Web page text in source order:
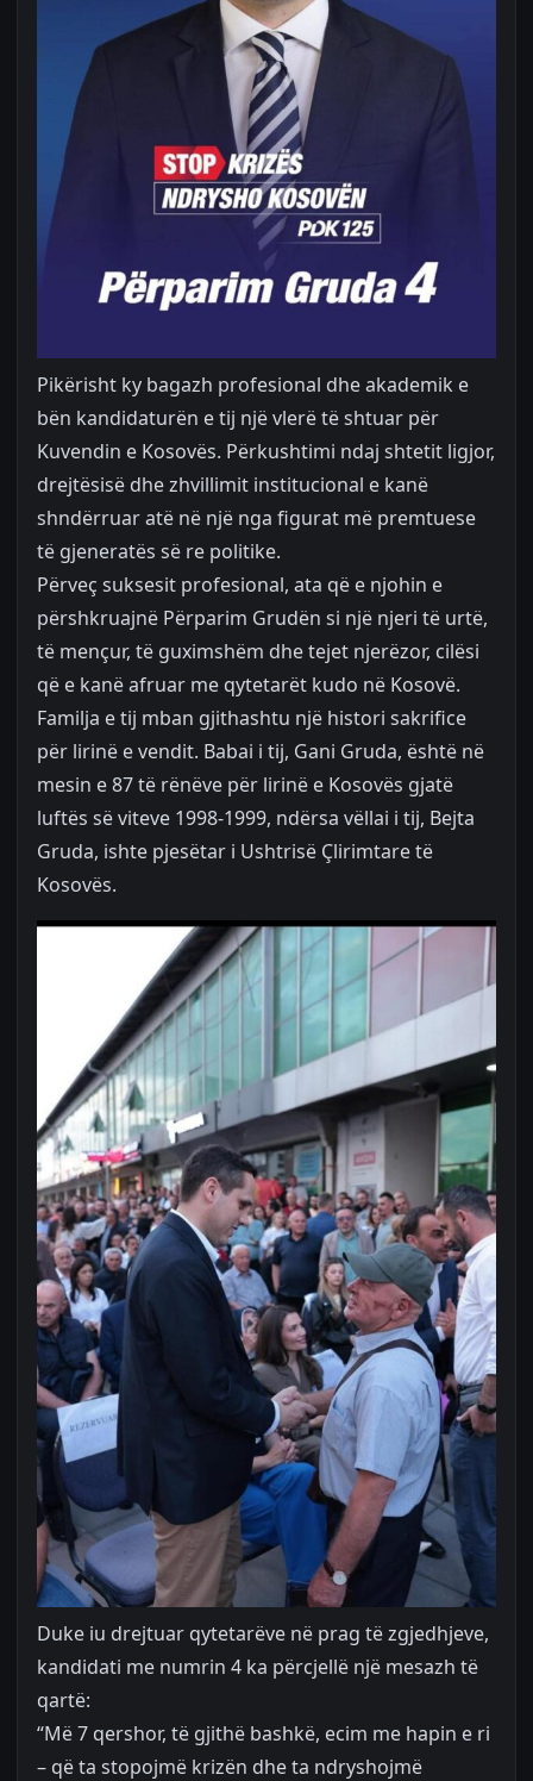
Pikërisht ky bagazh profesional dhe akademik e
bën kandidaturën e tij një vlerë të shtuar për
Kuvendin e Kosovës. Përkushtimi ndaj shtetit ligjor,
drejtësisë dhe zhvillimit institucional e kanë
shndërruar atë në një nga figurat më premtuese
të gjeneratës së re politike.
Përveç suksesit profesional, ata që e njohin e
përshkruajnë Përparim Grudën si një njeri të urtë,
të mençur, të guximshëm dhe tejet njerëzor, cilësi
që e kanë afruar me qytetarët kudo në Kosovë.
Familja e tij mban gjithashtu një histori sakrifice
për lirinë e vendit. Babai i tij, Gani Gruda, është në
mesin e 87 të rënëve për lirinë e Kosovës gjatë
luftës së viteve 1998-1999, ndërsa vëllai i tij, Bejta
Gruda, ishte pjesëtar i Ushtrisë Çlirimtare të
Kosovës.
Duke iu drejtuar qytetarëve në prag të zgjedhjeve,
kandidati me numrin 4 ka përcjellë një mesazh të
qartë:
“Më 7 qershor, të gjithë bashkë, ecim me hapin e ri
– që ta stopojmë krizën dhe ta ndryshojmë